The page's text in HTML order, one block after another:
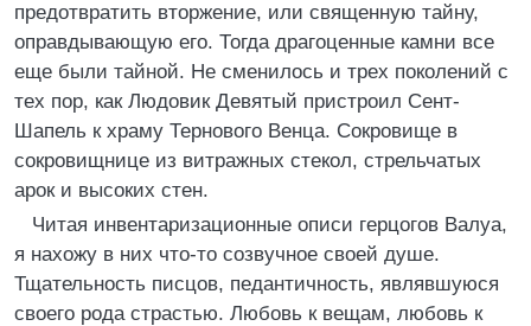
предотвратить вторжение, или священную тайну,
оправдывающую его. Тогда драгоценные камни все
еще были тайной. Не сменилось и трех поколений с
тех пор, как Людовик Девятый пристроил Сент-
Шапель к храму Тернового Венца. Сокровище в
сокровищнице из витражных стекол, стрельчатых
арок и высоких стен.
Читая инвентаризационные описи герцогов Валуа,
я нахожу в них что-то созвучное своей душе.
Тщательность писцов, педантичность, являвшуюся
своего рода страстью. Любовь к вещам, любовь к